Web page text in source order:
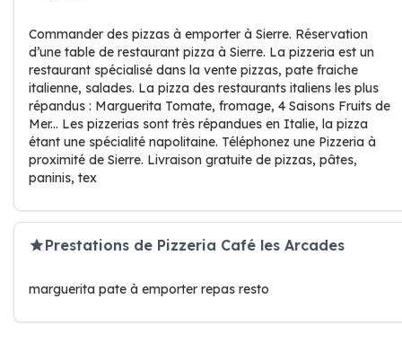
Commander des pizzas à emporter à Sierre. Réservation
d’une table de restaurant pizza à Sierre. La pizzeria est un
restaurant spécialisé dans la vente pizzas, pate fraiche
italienne, salades. La pizza des restaurants italiens les plus
répandus : Marguerita Tomate, fromage, 4 Saisons Fruits de
Mer... Les pizzerias sont très répandues en Italie, la pizza
étant une spécialité napolitaine. Téléphonez une Pizzeria à
proximité de Sierre. Livraison gratuite de pizzas, pâtes,
paninis, tex
Prestations de Pizzeria Café les Arcades
marguerita pate à emporter repas resto